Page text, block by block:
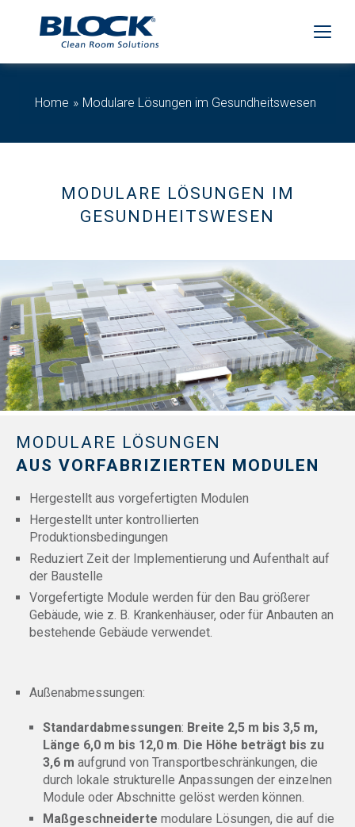
Home Modulare Lösungen im Gesundheitswesen
MODULARE LÖSUNGEN IM
GESUNDHEITSWESEN
MODULARE LÖSUNGEN
AUS VORFABRIZIERTEN MODULEN
Hergestellt aus vorgefertigten Modulen
Hergestellt unter kontrollierten
Produktionsbedingungen
Reduziert Zeit der Implementierung und Aufenthalt auf
der Baustelle
Vorgefertigte Module werden für den Bau größerer
Gebäude, wie z. B. Krankenhäuser, oder für Anbauten an
bestehende Gebäude verwendet.
Außenabmessungen:
Standardabmessungen: Breite 2,5 m bis 3,5 m,
Länge 6,0 m bis 12,0 m Die Höhe beträgt bis zu
3,6 m aufgrund von Transportbeschränkungen, die
durch lokale strukturelle Anpassungen der einzelnen
Module oder Abschnitte gelöst werden können.
Maßgeschneiderte modulare Lösungen, die auf die